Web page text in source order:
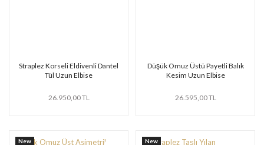
Straplez Korseli Eldivenli Dantel
Tül Uzun Elbise
26.950,00 TL
Düşük Omuz Üstü Payetli Balık
Kesim Uzun Elbise
26.595,00 TL
New New